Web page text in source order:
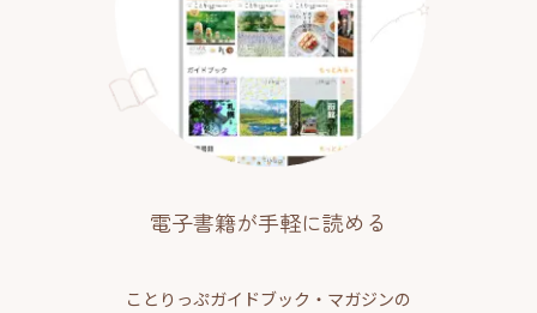
電子書籍が手軽に読める
ことりっぷガイドブック・マガジンの